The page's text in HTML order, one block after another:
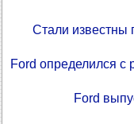
Стали известны
Ford определился с
Ford